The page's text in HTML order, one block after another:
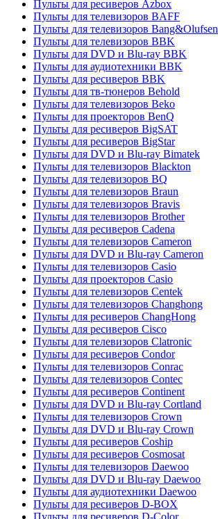
Пульты для ресиверов Azbox
Пульты для телевизоров BAFF
Пульты для телевизоров Bang&Olufsen
Пульты для телевизоров BBK
Пульты для DVD и Blu-ray BBK
Пульты для аудиотехники BBK
Пульты для ресиверов BBK
Пульты для тв-тюнеров Behold
Пульты для телевизоров Beko
Пульты для проекторов BenQ
Пульты для ресиверов BigSAT
Пульты для ресиверов BigStar
Пульты для DVD и Blu-ray Bimatek
Пульты для телевизоров Blackton
Пульты для телевизоров BQ
Пульты для телевизоров Braun
Пульты для телевизоров Bravis
Пульты для телевизоров Brother
Пульты для ресиверов Cadena
Пульты для телевизоров Cameron
Пульты для DVD и Blu-ray Cameron
Пульты для телевизоров Casio
Пульты для проекторов Casio
Пульты для телевизоров Centek
Пульты для телевизоров Changhong
Пульты для ресиверов ChangHong
Пульты для ресиверов Cisco
Пульты для телевизоров Clatronic
Пульты для ресиверов Condor
Пульты для телевизоров Conrac
Пульты для телевизоров Contec
Пульты для ресиверов Continent
Пульты для DVD и Blu-ray Cortland
Пульты для телевизоров Crown
Пульты для DVD и Blu-ray Crown
Пульты для ресиверов Coship
Пульты для ресиверов Cosmosat
Пульты для телевизоров Daewoo
Пульты для DVD и Blu-ray Daewoo
Пульты для аудиотехники Daewoo
Пульты для ресиверов D-BOX
Пульты для ресиверов D-Color